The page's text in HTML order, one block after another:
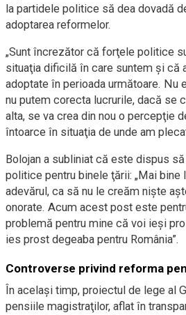
la partidele politice să dea dovadă
adoptarea reformelor.
„Sunt încrezător că forţele politice
situaţia dificilă în care suntem şi că
adoptate în perioada următoare. Nu
nu putem corecta lucrurile, dacă se
alta, se va crea din nou o percepţie
întoarce în situaţia de unde am
Bolojan a subliniat că este dispus
politice pentru binele ţării: „Mai bine
adevărul, ca să nu le creăm nişte
onorate. Acum acest post este
problemă pentru mine că voi ieşi
ies prost degeaba pentru România”.
Controverse privind reforma
În acelaşi timp, proiectul de lege al
pensiile magistraţilor, aflat în